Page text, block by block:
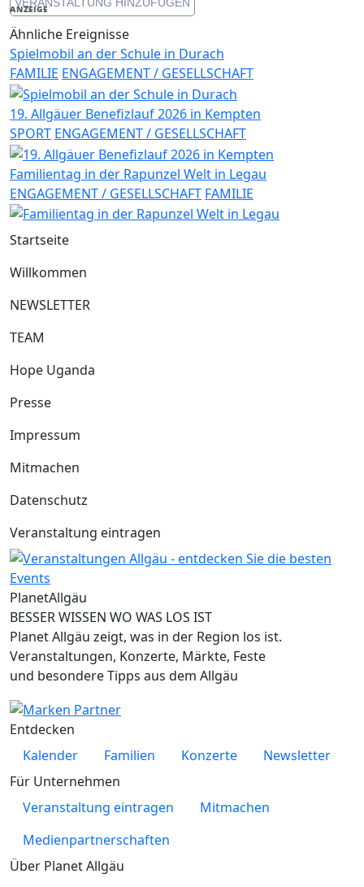
Link
ANZEIGE
Ähnliche Ereignisse
Spielmobil an der Schule in Durach
FAMILIE ENGAGEMENT / GESELLSCHAFT
19. Allgäuer Benefizlauf 2026 in Kempten
SPORT ENGAGEMENT / GESELLSCHAFT
Familientag in der Rapunzel Welt in Legau
ENGAGEMENT / GESELLSCHAFT FAMILIE
Startseite
Willkommen
NEWSLETTER
TEAM
Hope Uganda
Presse
Impressum
Mitmachen
Datenschutz
Veranstaltung eintragen
PlanetAllgäu
BESSER WISSEN WO WAS LOS IST
Planet Allgäu zeigt, was in der Region los ist.
Veranstaltungen, Konzerte, Märkte, Feste
und besondere Tipps aus dem Allgäu
Entdecken
Kalender
Familien Konzerte
Newsletter
Für Unternehmen
Veranstaltung eintragen
Mitmachen
Medienpartnerschaften
Über Planet Allgäu